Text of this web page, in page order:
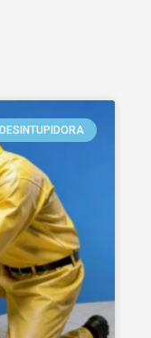
DESINTUPIDORA